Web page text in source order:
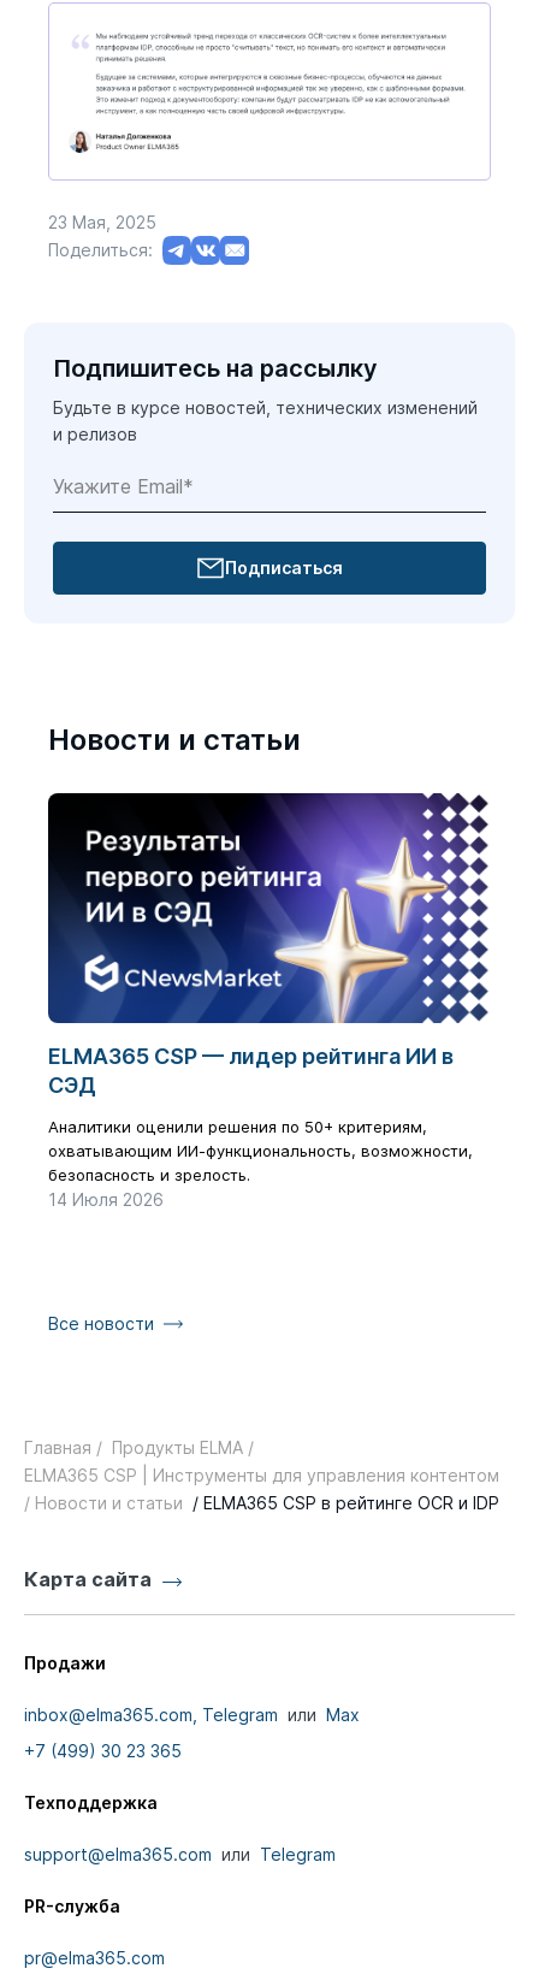
23 Мая, 2025
Поделиться:
Подпишитесь на рассылку
Будьте в курсе новостей, технических изменений
и релизов
Подписаться
Новости и статьи
ELMA365 CSP — лидер рейтинга ИИ в
СЭД
Аналитики оценили решения по 50+ критериям,
охватывающим ИИ-функциональность, возможности,
безопасность и зрелость.
14 Июля 2026
Все новости
Главная / Продукты ELMA /
ELMA365 CSP | Инструменты для управления контентом
/ Новости и статьи / ELMA365 CSP в рейтинге OCR и IDP
Карта сайта
Продажи
inbox@elma365.com, Telegram или Max
+7 (499) 30 23 365
Техподдержка
support@elma365.com или Telegram
PR-служба
pr@elma365.com